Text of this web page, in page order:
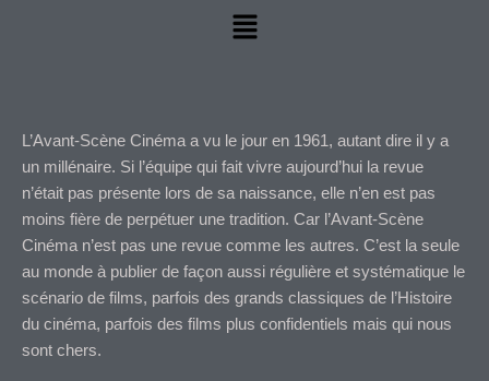
Menu
L’Avant-Scène Cinéma a vu le jour en 1961, autant dire il y a
un millénaire. Si l’équipe qui fait vivre aujourd’hui la revue
n’était pas présente lors de sa naissance, elle n’en est pas
moins fière de perpétuer une tradition. Car l’Avant-Scène
Cinéma n’est pas une revue comme les autres. C’est la seule
au monde à publier de façon aussi régulière et systématique le
scénario de films, parfois des grands classiques de l’Histoire
du cinéma, parfois des films plus confidentiels mais qui nous
sont chers.